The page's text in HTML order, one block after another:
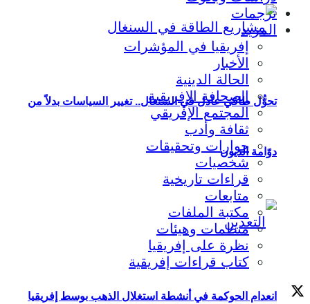
تحوُّل طاقي عادل في السنغال.. تغيير السياسات بدلاً من
دوّامة الديون
انعدام الحوكمة في أنشطة استغلال الذهب بوسط إفريقيا
ترجمات
المزيد
إفريقيا في المؤشرات
الأخبار
الحالة الدينية
الصحافة الإفريقية
المجتمع الإفريقي
ثقافة وأدب
حوارات وتحقيقات
شخصيات
قراءات تاريخية
متابعات
مكتبة الملفات
منظمات وهيئات
نظرة على إفريقيا
كتاب قراءات إفريقية